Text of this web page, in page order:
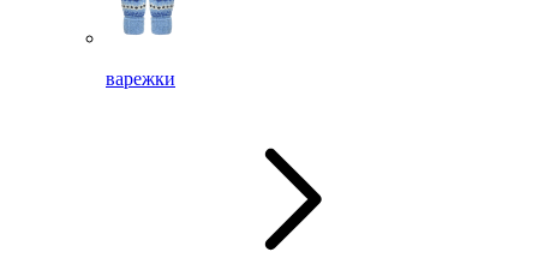
варежки